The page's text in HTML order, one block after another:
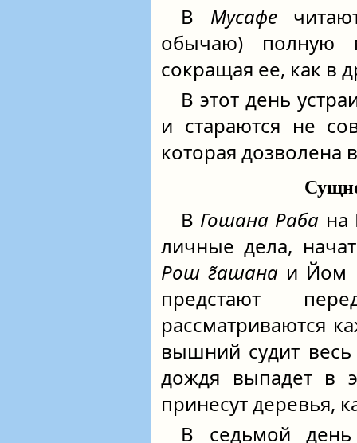
В Мусафе
обычаю) полную
сокращая ее, как в
В этот день
и стараются не
которая дозволена
В Гошана Раба на
личные дела,
Рош г̃ашана и Йом
предстают
рассматриваются
вышний судит
дождя выпадет в
принесут деревья,
В седьмой